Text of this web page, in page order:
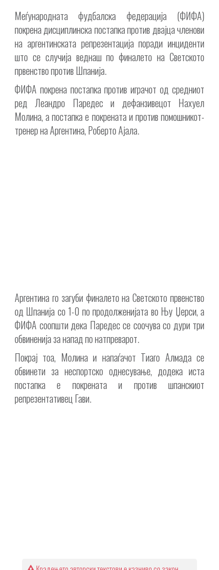
Меѓународната фудбалска федерација (ФИФА)
покрена дисциплинска постапка против двајца членови
на аргентинската репрезентација поради инциденти
што се случија веднаш по финалето на Светското
првенство против Шпанија.
ФИФА покрена постапка против играчот од средниот
ред Леандро Паредес и дефанзивецот Нахуел
Молина, а постапка е покрената и против помошникот-
тренер на Аргентина, Роберто Ајала.
Аргентина го загуби финалето на Светското првенство
од Шпанија со 1-0 по продолженијата во Њу Џерси, а
ФИФА соопшти дека Паредес се соочува со дури три
обвиненија за напад по натпреварот.
Покрај тоа, Молина и напаѓачот Тиаго Алмада се
обвинети за неспортско однесување, додека иста
постапка е покрената и против шпанскиот
репрезентативец Гави.